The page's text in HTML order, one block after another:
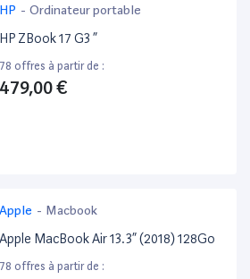
HP - Ordinateur portable
HP ZBook 17 G3 ”
78 offres à partir de :
479,00 €
Apple - Macbook
Apple MacBook Air 13.3” (2018) 128Go
78 offres à partir de :